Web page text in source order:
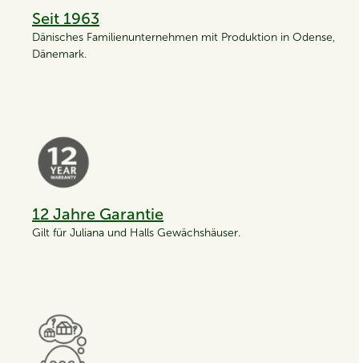
Seit 1963
Dänisches Familienunternehmen mit Produktion in Odense,
Dänemark.
12 Jahre Garantie
Gilt für Juliana und Halls Gewächshäuser.